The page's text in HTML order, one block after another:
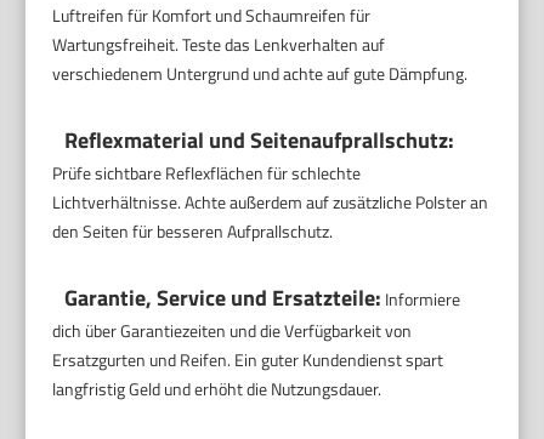
Luftreifen für Komfort und Schaumreifen für
Wartungsfreiheit. Teste das Lenkverhalten auf
verschiedenem Untergrund und achte auf gute Dämpfung.
Reflexmaterial und Seitenaufprallschutz:
Prüfe sichtbare Reflexflächen für schlechte
Lichtverhältnisse. Achte außerdem auf zusätzliche Polster an
den Seiten für besseren Aufprallschutz.
Garantie, Service und Ersatzteile: Informiere
dich über Garantiezeiten und die Verfügbarkeit von
Ersatzgurten und Reifen. Ein guter Kundendienst spart
langfristig Geld und erhöht die Nutzungsdauer.